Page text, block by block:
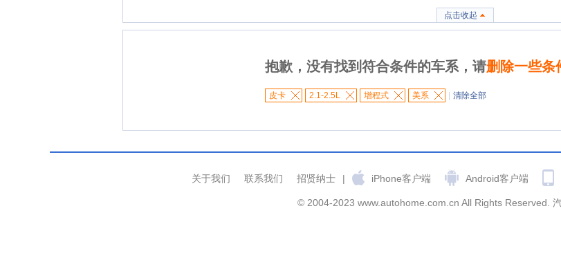
点击收起
抱歉，没有找到符合条件的车系，请删除一些条
皮卡 2.1-2.5L 增程式 美系 清除全部
关于我们 联系我们 招贤纳士 | iPhone客户端 Android客户端
© 2004-2023 www.autohome.com.cn All Rights Reserved.